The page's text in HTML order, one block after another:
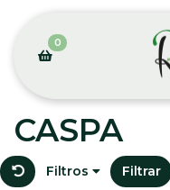
0
CASPA
Filtros
Filtrar